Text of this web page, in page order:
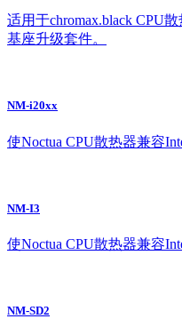
适用于chromax.black CPU
基座升级套件。
NM-i20xx
使Noctua CPU散热器兼容
NM-I3
使Noctua CPU散热器兼容
NM-SD2